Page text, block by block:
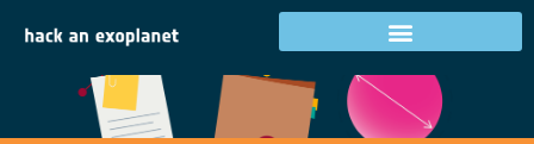
Projekti galerii 2023